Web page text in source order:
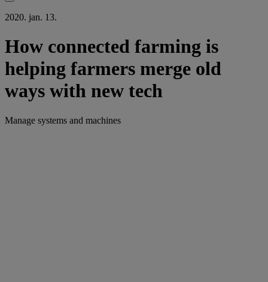
2020. jan. 13.
How connected farming is
helping farmers merge old
ways with new tech
Manage systems and machines